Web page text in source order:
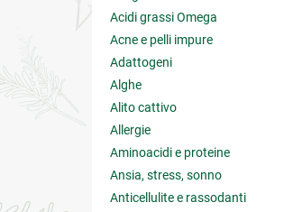
Acidi grassi Omega
Acne e pelli impure
Adattogeni
Alghe
Alito cattivo
Allergie
Aminoacidi e proteine
Ansia, stress, sonno
Anticellulite e rassodanti